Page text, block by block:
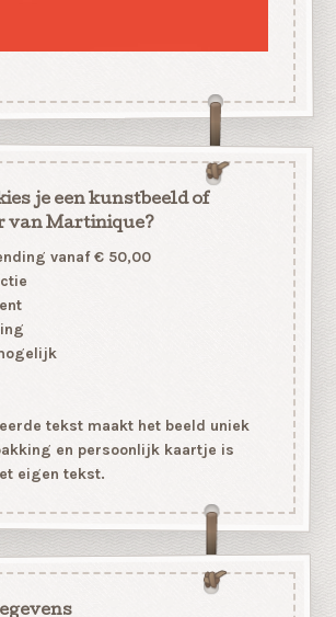
je een kunstbeeld of
van Martinique?
vanaf € 50,00
tekst maakt het beeld uniek
en persoonlijk kaartje is
eigen tekst.